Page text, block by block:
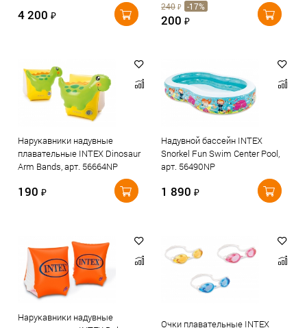
4 200 ₽
240 ₽ -17%
200 ₽
Нарукавники надувные
плавательные INTEX Dinosaur
Arm Bands, арт. 56664NP
190 ₽
Надувной бассейн INTEX
Snorkel Fun Swim Center Pool,
арт. 56490NP
1 890 ₽
Нарукавники надувные
Очки плавательные INTEX